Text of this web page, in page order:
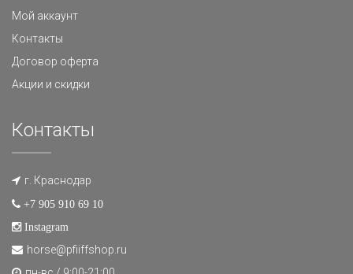
Мой аккаунт
Контакты
Договор оферта
Акции и скидки
Контакты
г. Краснодар
+7 905 910 69 10
Instagram
horse@pfiiffshop.ru